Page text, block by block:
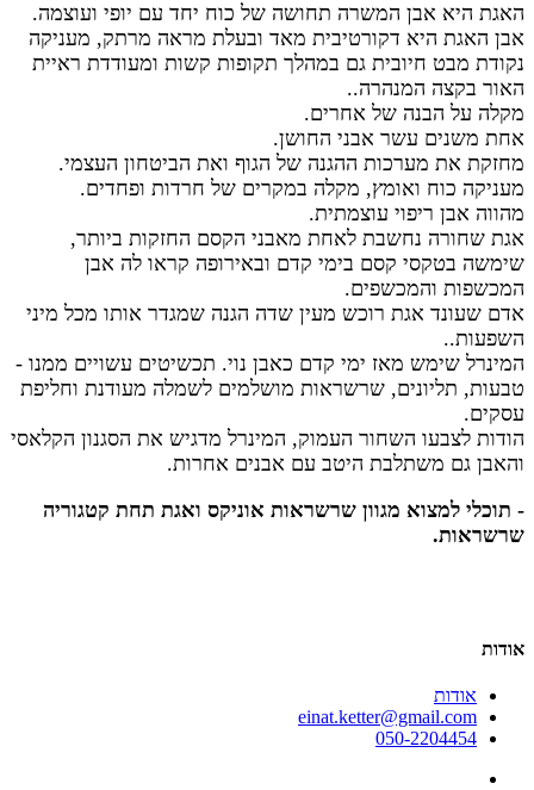
האגת היא אבן המשרה תחושה של כוח יחד עם יופי ועוצמה.
אבן האגת היא דקורטיבית מאד ובעלת מראה מרתק, מעניקה
נקודת מבט חיובית גם במהלך תקופות קשות ומעודדת ראיית
האור בקצה המנהרה..
מקלה על הבנה של אחרים.
אחת משנים עשר אבני החושן.
מחזקת את מערכות ההגנה של הגוף ואת הביטחון העצמי.
מעניקה כוח ואומץ, מקלה במקרים של חרדות ופחדים.
מהווה אבן ריפוי עוצמתית.
אגת שחורה נחשבת לאחת מאבני הקסם החזקות ביותר,
שימשה בטקסי קסם בימי קדם ובאירופה קראו לה אבן
המכשפות והמכשפים.
אדם שעונד אגת רוכש מעין שדה הגנה שמגדר אותו מכל מיני
השפעות..
המינרל שימש מאז ימי קדם כאבן נוי. תכשיטים עשויים ממנו -
טבעות, תליונים, שרשראות מושלמים לשמלה מעודנת וחליפת
עסקים.
הודות לצבעו השחור העמוק, המינרל מדגיש את הסגנון הקלאסי
והאבן גם משתלבת היטב עם אבנים אחרות.
- תוכלי למצוא מגוון שרשראות אוניקס ואגת תחת קטגוריה
שרשראות.
אודות
אודות
einat.ketter@gmail.com
050-2204454